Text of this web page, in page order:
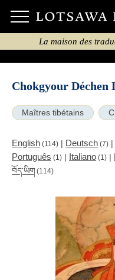
La maison des
Chokgyour Déchen
Maîtres tibétains
English (114) | Deutsch (7) |
Português (1) | Italiano (1) |
བོད་ཡིག (114)